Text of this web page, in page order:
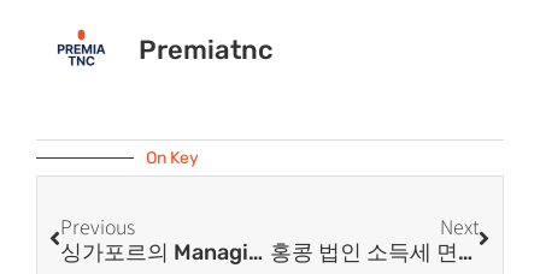
Premiatnc
On Key
Previous
싱가포르의 Managing Director Vs CEO : 역할과 의무
Next
홍콩 법인 소득세 면세 가이드